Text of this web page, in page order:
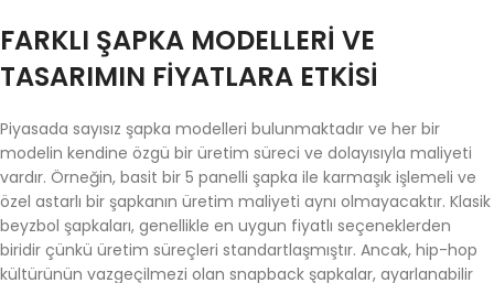
FARKLI ŞAPKA MODELLERI VE
TASARIMIN FIYATLARA ETKISI
Piyasada sayısız şapka modelleri bulunmaktadır ve her bir
modelin kendine özgü bir üretim süreci ve dolayısıyla maliyeti
vardır. Örneğin, basit bir 5 panelli şapka ile karmaşık işlemeli ve
özel astarlı bir şapkanın üretim maliyeti aynı olmayacaktır. Klasik
beyzbol şapkaları, genellikle en uygun fiyatlı seçeneklerden
biridir çünkü üretim süreçleri standartlaşmıştır. Ancak, hip-hop
kültürünün vazgeçilmezi olan snapback şapkalar, ayarlanabilir